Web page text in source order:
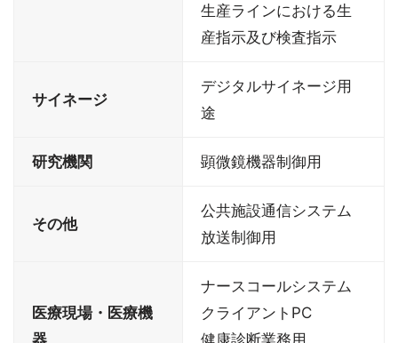
生産ラインにおける生
産指示及び検査指示
サイネージ
デジタルサイネージ用
途
研究機関 顕微鏡機器制御用
その他
公共施設通信システム
放送制御用
医療現場・医療機
器
ナースコールシステム
クライアントPC
健康診断業務用